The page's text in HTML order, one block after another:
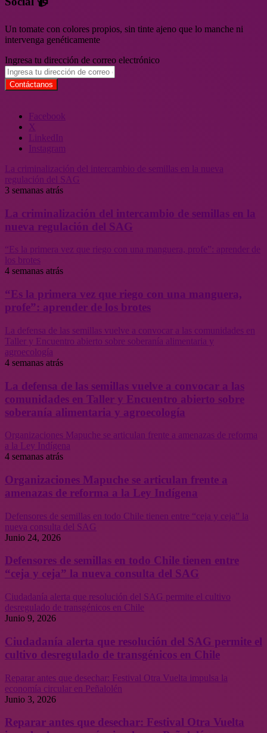
Un tomate con colores propios, sin tinte ajeno que lo manche ni
intervenga genéticamente
Ingresa tu dirección de correo electrónico
Facebook
X
LinkedIn
Instagram
La criminalización del intercambio de semillas en la nueva
regulación del SAG
3 semanas atrás
La criminalización del intercambio de semillas en la
nueva regulación del SAG
“Es la primera vez que riego con una manguera, profe”: aprender de
los brotes
4 semanas atrás
“Es la primera vez que riego con una manguera,
profe”: aprender de los brotes
La defensa de las semillas vuelve a convocar a las comunidades en
Taller y Encuentro abierto sobre soberanía alimentaria y
agroecología
4 semanas atrás
La defensa de las semillas vuelve a convocar a las
comunidades en Taller y Encuentro abierto sobre
soberanía alimentaria y agroecología
Organizaciones Mapuche se articulan frente a amenazas de reforma
a la Ley Indígena
4 semanas atrás
Organizaciones Mapuche se articulan frente a
amenazas de reforma a la Ley Indígena
Defensores de semillas en todo Chile tienen entre “ceja y ceja” la
nueva consulta del SAG
Junio 24, 2026
Defensores de semillas en todo Chile tienen entre
“ceja y ceja” la nueva consulta del SAG
Ciudadanía alerta que resolución del SAG permite el cultivo
desregulado de transgénicos en Chile
Junio 9, 2026
Ciudadanía alerta que resolución del SAG permite el
cultivo desregulado de transgénicos en Chile
Reparar antes que desechar: Festival Otra Vuelta impulsa la
economía circular en Peñalolén
Junio 3, 2026
Reparar antes que desechar: Festival Otra Vuelta